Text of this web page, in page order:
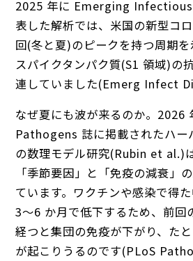
2025 年に Emerging
表した解析では、米国の新型コ
回(冬と夏)のピークを持つ周期
スパイクタンパク質(S1 領域)の
連していました(Emerg Infect
なぜ夏にも波が来るのか。2026
Pathogens 誌に掲載されたハー
の数理モデル研究(Rubin et al.)
「季節要因」と「免疫の減衰」
ています。ワクチンや感染で得
3〜6 か月で低下するため、前回
経つと集団の免疫が下がり、た
が起こりうるのです(PLoS